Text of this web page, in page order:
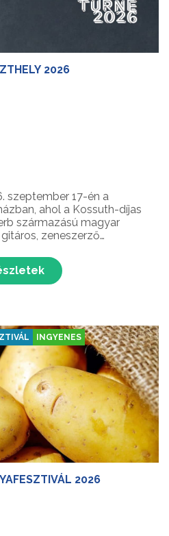
2026
szeptember 17-én a
ahol a Kossuth-díjas
származású magyar
zeneszerző
INGYENES
2026